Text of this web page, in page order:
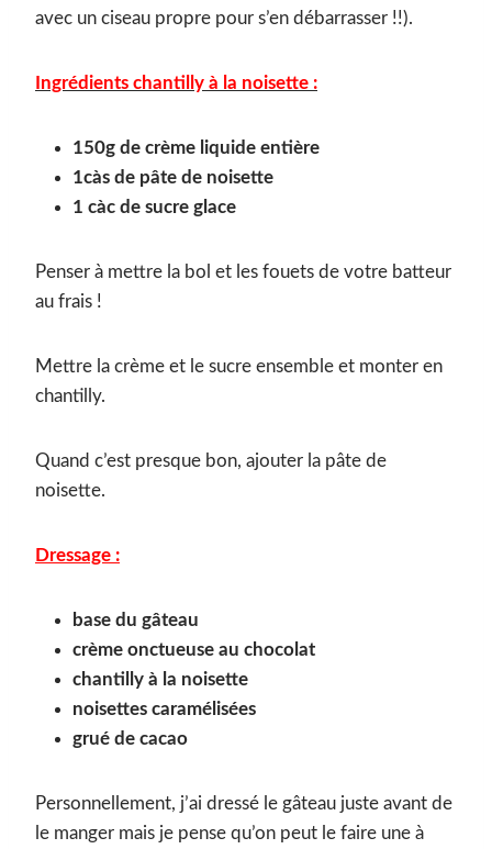
avec un ciseau propre pour s’en débarrasser !!).
Ingrédients chantilly à la noisette :
150g de crème liquide entière
1càs de pâte de noisette
1 càc de sucre glace
Penser à mettre la bol et les fouets de votre batteur
au frais !
Mettre la crème et le sucre ensemble et monter en
chantilly.
Quand c’est presque bon, ajouter la pâte de
noisette.
Dressage :
base du gâteau
crème onctueuse au chocolat
chantilly à la noisette
noisettes caramélisées
grué de cacao
Personnellement, j’ai dressé le gâteau juste avant de
le manger mais je pense qu’on peut le faire une à